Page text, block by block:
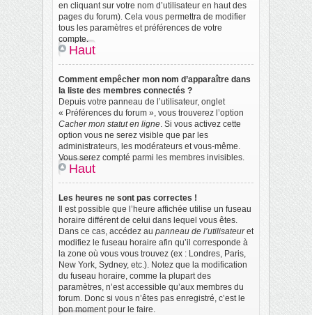
en cliquant sur votre nom d’utilisateur en haut des
pages du forum). Cela vous permettra de modifier
tous les paramètres et préférences de votre
compte.
Haut
Comment empêcher mon nom d’apparaître dans
la liste des membres connectés ?
Depuis votre panneau de l’utilisateur, onglet
« Préférences du forum », vous trouverez l’option
Cacher mon statut en ligne. Si vous activez cette
option vous ne serez visible que par les
administrateurs, les modérateurs et vous-même.
Vous serez compté parmi les membres invisibles.
Haut
Les heures ne sont pas correctes !
Il est possible que l’heure affichée utilise un fuseau
horaire différent de celui dans lequel vous êtes.
Dans ce cas, accédez au panneau de l’utilisateuret
modifiez le fuseau horaire afin qu’il corresponde à
la zone où vous vous trouvez (ex : Londres, Paris,
New York, Sydney, etc.). Notez que la modification
du fuseau horaire, comme la plupart des
paramètres, n’est accessible qu’aux membres du
forum. Donc si vous n’êtes pas enregistré, c’est le
bon moment pour le faire.